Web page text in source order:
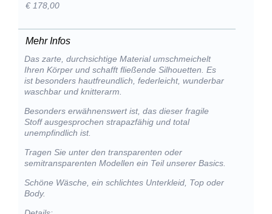
€ 178,00
Mehr Infos
Das zarte, durchsichtige Material umschmeichelt
Ihren Körper und schafft fließende Silhouetten. Es
ist besonders hautfreundlich, federleicht, wunderbar
waschbar und knitterarm.
Besonders erwähnenswert ist, das dieser fragile
Stoff ausgesprochen strapazfähig und total
unempfindlich ist.
Tragen Sie unter den transparenten oder
semitransparenten Modellen ein Teil unserer Basics.
Schöne Wäsche, ein schlichtes Unterkleid, Top oder
Body.